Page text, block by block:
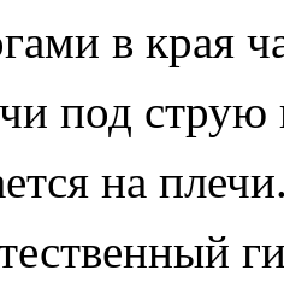
в края
под
на